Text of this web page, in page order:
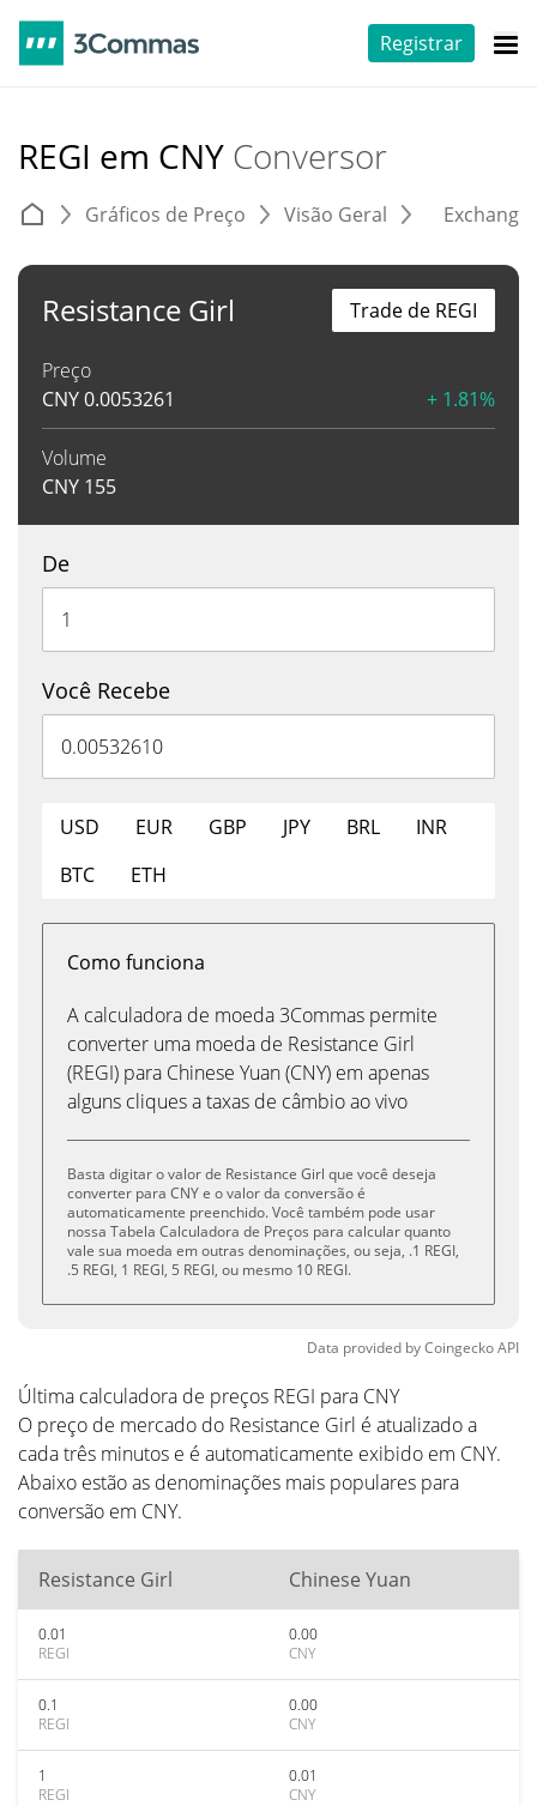
Registrar
REGI em CNY Conversor
Gráficos de Preço Visão Geral
Resistance Girl
Preço
CNY0.0053261 + 1.81%
Volume
CNY 155
Trade de REGI
De
Você Recebe
USD EUR GBP JPY BRL
INR
BTC
ETH
Como funciona
A calculadora de moeda 3Commas permite
converter uma moeda de Resistance Girl
(REGI) para Chinese Yuan (CNY) em apenas
alguns cliques a taxas de câmbio ao vivo
Basta digitar o valor de Resistance Girl que você deseja
converter para CNY e o valor da conversão é
automaticamente preenchido. Você também pode usar
nossa Tabela Calculadora de Preços para calcular quanto
vale sua moeda em outras denominações, ou seja, .1 REGI,
.5 REGI, 1 REGI, 5 REGI, ou mesmo 10 REGI.
Data provided byCoingeckoAPI
Última calculadora de preços REGI para CNY
O preço de mercado do Resistance Girl é atualizado a
cada três minutos e é automaticamente exibido em CNY.
Abaixo estão as denominações mais populares para
conversão em CNY.
Resistance Girl Chinese Yuan
0.01
REGI
0.00
CNY
0.1
REGI
0.00
CNY
1
REGI
0.01
CNY